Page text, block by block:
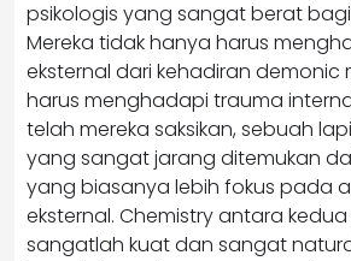
psikologis yang sangat berat
Mereka tidak hanya harus
eksternal dari kehadiran demonic
harus menghadapi trauma
telah mereka saksikan, sebuah
yang sangat jarang ditemukan
yang biasanya lebih fokus pada
eksternal. Chemistry antara
sangatlah kuat dan sangat